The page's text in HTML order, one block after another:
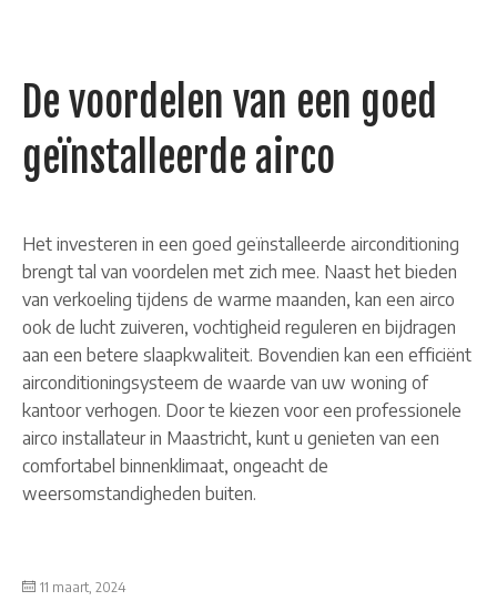
De voordelen van een goed
geïnstalleerde airco
Het investeren in een goed geïnstalleerde airconditioning
brengt tal van voordelen met zich mee. Naast het bieden
van verkoeling tijdens de warme maanden, kan een airco
ook de lucht zuiveren, vochtigheid reguleren en bijdragen
aan een betere slaapkwaliteit. Bovendien kan een efficiënt
airconditioningsysteem de waarde van uw woning of
kantoor verhogen. Door te kiezen voor een professionele
airco installateur in Maastricht, kunt u genieten van een
comfortabel binnenklimaat, ongeacht de
weersomstandigheden buiten.
11 maart, 2024